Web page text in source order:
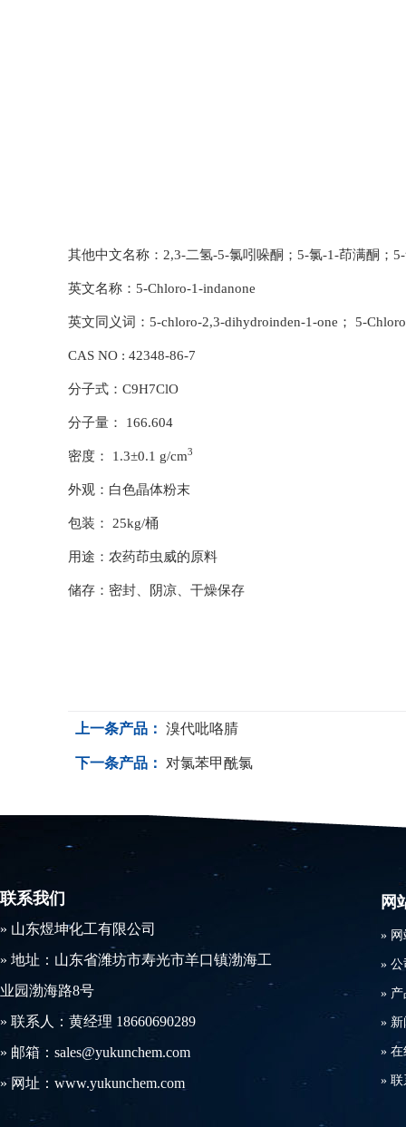
其他中文名称：2,3-二氢-5-氯吲哚酮；5-氯-1-茚满酮；
英文名称：5-Chloro-1-indanone
英文同义词：5-chloro-2,3-dihydroinden-1-one； 5-
CAS NO : 42348-86-7
分子式：C9H7ClO
分子量： 166.604
密度： 1.3±0.1 g/cm3
外观：白色晶体粉末
包装： 25kg/桶
用途：农药茚虫威的原料
储存：密封、阴凉、干燥保存
上一条产品： 溴代吡咯腈
下一条产品： 对氯苯甲酰氯
联系我们
​» 山东煜坤化工有限公司
» 地址：山东省潍坊市寿光市羊口镇渤海工
业园渤海路8号
» 联系人：黄经理 18660690289
» 邮箱：sales@yukunchem.com
» 网址：www.yukunchem.com
网
»
» 公
»
»
» 在
» 联